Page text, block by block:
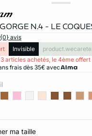
N.4 - LE
avis
Invisible
articles achetés, le 4ème offert
frais dès 35€ avec
ma taille